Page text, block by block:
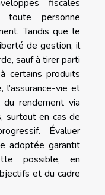
fiscales
toute personne
Tandis que le
de gestion, il
sauf à tirer parti
certains produits
l’assurance-vie et
du rendement via
surtout en cas de
Évaluer
adoptée garantit
possible, en
et du cadre